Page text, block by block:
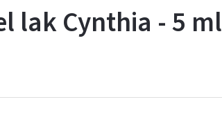
lak Cynthia - 5 ml